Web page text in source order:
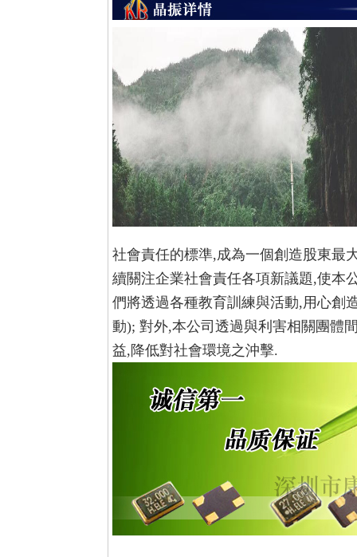
社會責任的標準,成為一個創造股東最
續關注企業社會責任各項新議題,使本
們將透過各種教育訓練與活動,用心創
動); 對外,本公司透過與利害相關團體
益,降低對社會環境之沖擊.